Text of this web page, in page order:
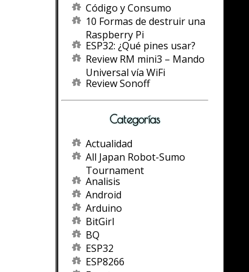
Código y Consumo
10 Formas de destruir una
Raspberry Pi
ESP32: ¿Qué pines usar?
Review RM mini3 – Mando
Universal vía WiFi
Review Sonoff
Categorías
Actualidad
All Japan Robot-Sumo
Tournament
Analisis
Android
Arduino
BitGirl
BQ
ESP32
ESP8266